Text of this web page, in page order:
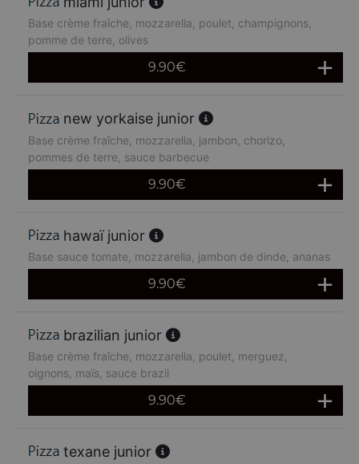
Base crème fraîche, mozzarella, poulet, champignons,
pomme de terre, olives
9.90€
new yorkaise junior
Base crème fraîche, mozzarella, jambon, chorizo,
pommes de terre, sauce barbecue
9.90€
hawaï junior
Base sauce tomate, mozzarella, jambon de dinde, ananas
9.90€
brazilian junior
Base crème fraîche, mozzarella, poulet, merguez,
oignons, maïs, sauce brazil
9.90€
texane junior